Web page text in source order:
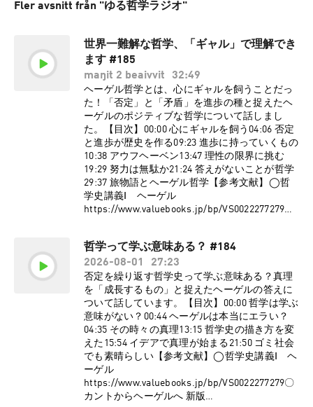
Fler avsnitt från "ゆる哲学ラジオ"
世界一難解な哲学、「ギャル」で理解でき
ます #185
maŋit 2 beaivvit
32:49
ヘーゲル哲学とは、心にギャルを飼うことだっ
た！「否定」と「矛盾」を進歩の種と捉えたヘ
ーゲルのポジティブな哲学について話しまし
た。【目次】00:00 心にギャルを飼う04:06 否定
と進歩が歴史を作る09:23 進歩に持っていくもの
10:38 アウフヘーベン13:47 理性の限界に挑む
19:29 努力は無駄か21:24 答えがないことが哲学
29:37 旅物語とヘーゲル哲学【参考文献】◯哲
学史講義Ⅰ ヘーゲル
https://www.valuebooks.jp/bp/VS0022277279〇
ヘーゲル 生きてゆく力としての弁証法
https://link.amazon/B0g61uJQS〇ヘーゲル 新装
版
https://www.valuebooks.jp/bp/VS0015241957【
ゆる哲学ラジオ公式グッズ販売
中！】⁠⁠⁠⁠⁠⁠⁠⁠⁠⁠⁠⁠⁠⁠⁠⁠⁠⁠⁠⁠⁠⁠⁠⁠⁠⁠⁠⁠⁠⁠⁠⁠⁠⁠⁠⁠⁠⁠⁠⁠⁠⁠⁠⁠⁠⁠⁠⁠⁠⁠⁠⁠⁠⁠⁠⁠⁠⁠⁠⁠⁠⁠⁠⁠⁠⁠⁠⁠⁠⁠⁠⁠⁠⁠⁠⁠⁠⁠⁠⁠⁠https://www.valuebooks.jp/shelf-
items/folder/4a66f8d7ce1d4eb⁠⁠⁠⁠⁠⁠⁠⁠⁠⁠⁠⁠⁠⁠⁠⁠⁠⁠⁠⁠⁠⁠⁠⁠⁠⁠⁠⁠⁠⁠⁠⁠⁠⁠⁠⁠⁠⁠⁠⁠⁠⁠⁠⁠⁠⁠⁠⁠⁠⁠⁠⁠⁠⁠⁠⁠⁠⁠⁠⁠⁠⁠⁠⁠⁠⁠⁠⁠⁠⁠⁠⁠⁠⁠⁠⁠⁠⁠⁠⁠⁠【サポーター
コミュニティはこちらか
ら】⁠⁠⁠⁠⁠⁠⁠⁠⁠⁠⁠⁠⁠⁠⁠⁠⁠⁠⁠⁠⁠⁠⁠⁠⁠⁠⁠⁠⁠⁠⁠⁠⁠⁠⁠⁠⁠⁠⁠⁠⁠⁠⁠⁠⁠⁠⁠⁠⁠⁠⁠⁠⁠⁠⁠⁠⁠⁠⁠⁠⁠⁠⁠⁠⁠⁠⁠⁠⁠⁠⁠⁠⁠⁠⁠⁠⁠⁠⁠⁠⁠⁠⁠⁠⁠⁠⁠⁠⁠⁠⁠⁠⁠⁠⁠⁠⁠⁠⁠⁠⁠⁠⁠⁠⁠⁠⁠⁠⁠⁠⁠⁠⁠⁠⁠⁠⁠⁠⁠⁠⁠⁠⁠⁠⁠⁠⁠⁠⁠⁠https://yurugakuto.com/tetsu⁠⁠⁠⁠⁠⁠⁠⁠⁠⁠⁠⁠⁠⁠⁠⁠⁠⁠⁠⁠⁠⁠⁠⁠⁠⁠⁠⁠⁠⁠⁠⁠⁠⁠⁠⁠⁠⁠⁠⁠⁠⁠⁠⁠⁠⁠⁠⁠⁠⁠⁠⁠⁠⁠⁠⁠⁠⁠⁠⁠⁠⁠⁠⁠⁠⁠⁠⁠⁠⁠⁠⁠⁠⁠⁠⁠⁠⁠⁠⁠⁠⁠⁠⁠⁠⁠⁠⁠⁠⁠⁠⁠⁠⁠⁠⁠⁠⁠⁠⁠⁠⁠⁠⁠⁠⁠⁠⁠⁠⁠⁠⁠⁠⁠⁠⁠⁠⁠⁠⁠⁠⁠⁠⁠⁠⁠⁠⁠⁠⁠【
公式X】 ゆる哲学ラジオのXアカウントがあるの
で、是非フォローしてください！⇨
⁠⁠⁠⁠⁠⁠⁠⁠⁠⁠⁠⁠⁠⁠⁠⁠⁠⁠⁠⁠⁠⁠⁠⁠⁠⁠⁠⁠⁠⁠⁠⁠⁠⁠⁠⁠⁠⁠⁠⁠⁠⁠⁠⁠⁠⁠⁠⁠⁠⁠⁠⁠⁠⁠⁠⁠⁠⁠⁠⁠⁠⁠⁠⁠⁠⁠⁠⁠⁠⁠⁠⁠⁠⁠⁠⁠⁠⁠⁠⁠⁠⁠⁠⁠⁠⁠⁠https://twitter.com/yuru_philosophy⁠⁠⁠⁠⁠⁠⁠⁠⁠⁠⁠⁠⁠⁠⁠⁠⁠⁠⁠⁠⁠⁠⁠⁠⁠⁠⁠⁠⁠⁠⁠⁠⁠⁠⁠⁠⁠⁠⁠⁠⁠⁠⁠⁠⁠⁠⁠⁠⁠⁠⁠⁠⁠⁠⁠⁠⁠⁠⁠⁠⁠⁠⁠⁠⁠⁠⁠⁠⁠⁠⁠⁠⁠⁠⁠⁠⁠⁠⁠⁠⁠⁠⁠⁠⁠⁠【お
哲学って学ぶ意味ある？ #184
2026-08-01
27:23
否定を繰り返す哲学史って学ぶ意味ある？真理
を「成長するもの」と捉えたヘーゲルの答えに
ついて話しています。【目次】00:00 哲学は学ぶ
意味がない？00:44 ヘーゲルは本当にエラい？
04:35 その時々の真理13:15 哲学史の描き方を変
えた15:54 イデアで真理が始まる21:50 ゴミ社会
でも素晴らしい【参考文献】◯哲学史講義Ⅰ ヘ
ーゲル
https://www.valuebooks.jp/bp/VS0022277279〇
カントからヘーゲルへ 新版